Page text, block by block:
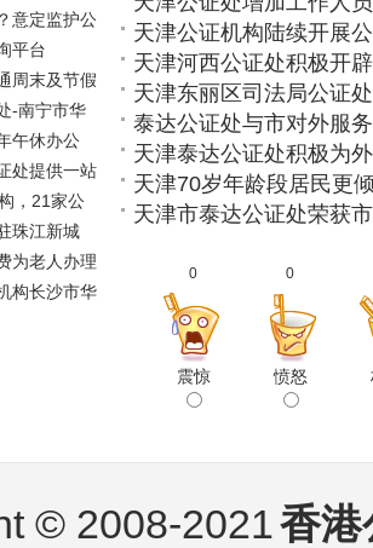
意定监护公
同
平台
周末及节假
-南宁市华
午休办公
处提供一站
，21家公
务
珠江新城
为老人办理
构长沙市华
行
天津公证机构陆续开展
天津河西公证处积极开
天津东丽区司法局公证
口服务能力
泰达公证处与市对外服
天津泰达公证处积极为
天津70岁年龄段居民更
天津市泰达公证处荣获
0
震惊
0
愤怒
© 2008-2021香港